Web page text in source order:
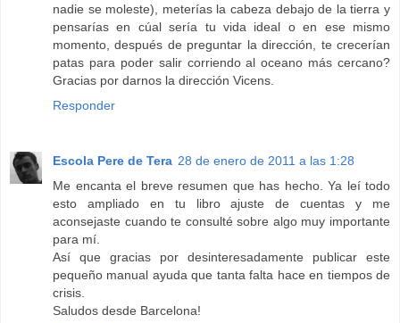
nadie se moleste), meterías la cabeza debajo de la tierra y
pensarías en cúal sería tu vida ideal o en ese mismo
momento, después de preguntar la dirección, te crecerían
patas para poder salir corriendo al oceano más cercano?
Gracias por darnos la dirección Vicens.
Responder
Escola Pere de Tera 28 de enero de 2011 a las 1:28
Me encanta el breve resumen que has hecho. Ya leí todo
esto ampliado en tu libro ajuste de cuentas y me
aconsejaste cuando te consulté sobre algo muy importante
para mí.
Así que gracias por desinteresadamente publicar este
pequeño manual ayuda que tanta falta hace en tiempos de
crisis.
Saludos desde Barcelona!